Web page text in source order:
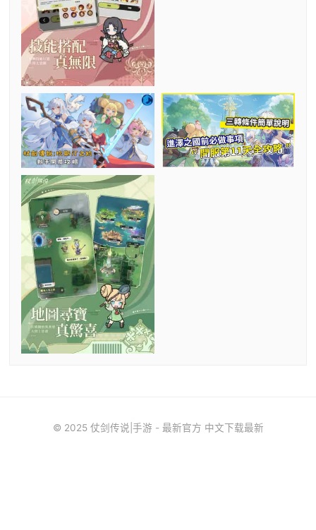
© 2025 仗剑传说|手游 - 最新官方 中文下载最新